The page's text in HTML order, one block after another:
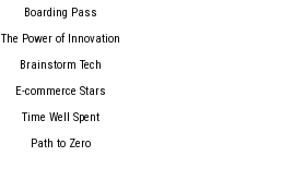
Boarding Pass
The Power of Innovation
Brainstorm Tech
E-commerce Stars
Time Well Spent
Path to Zero